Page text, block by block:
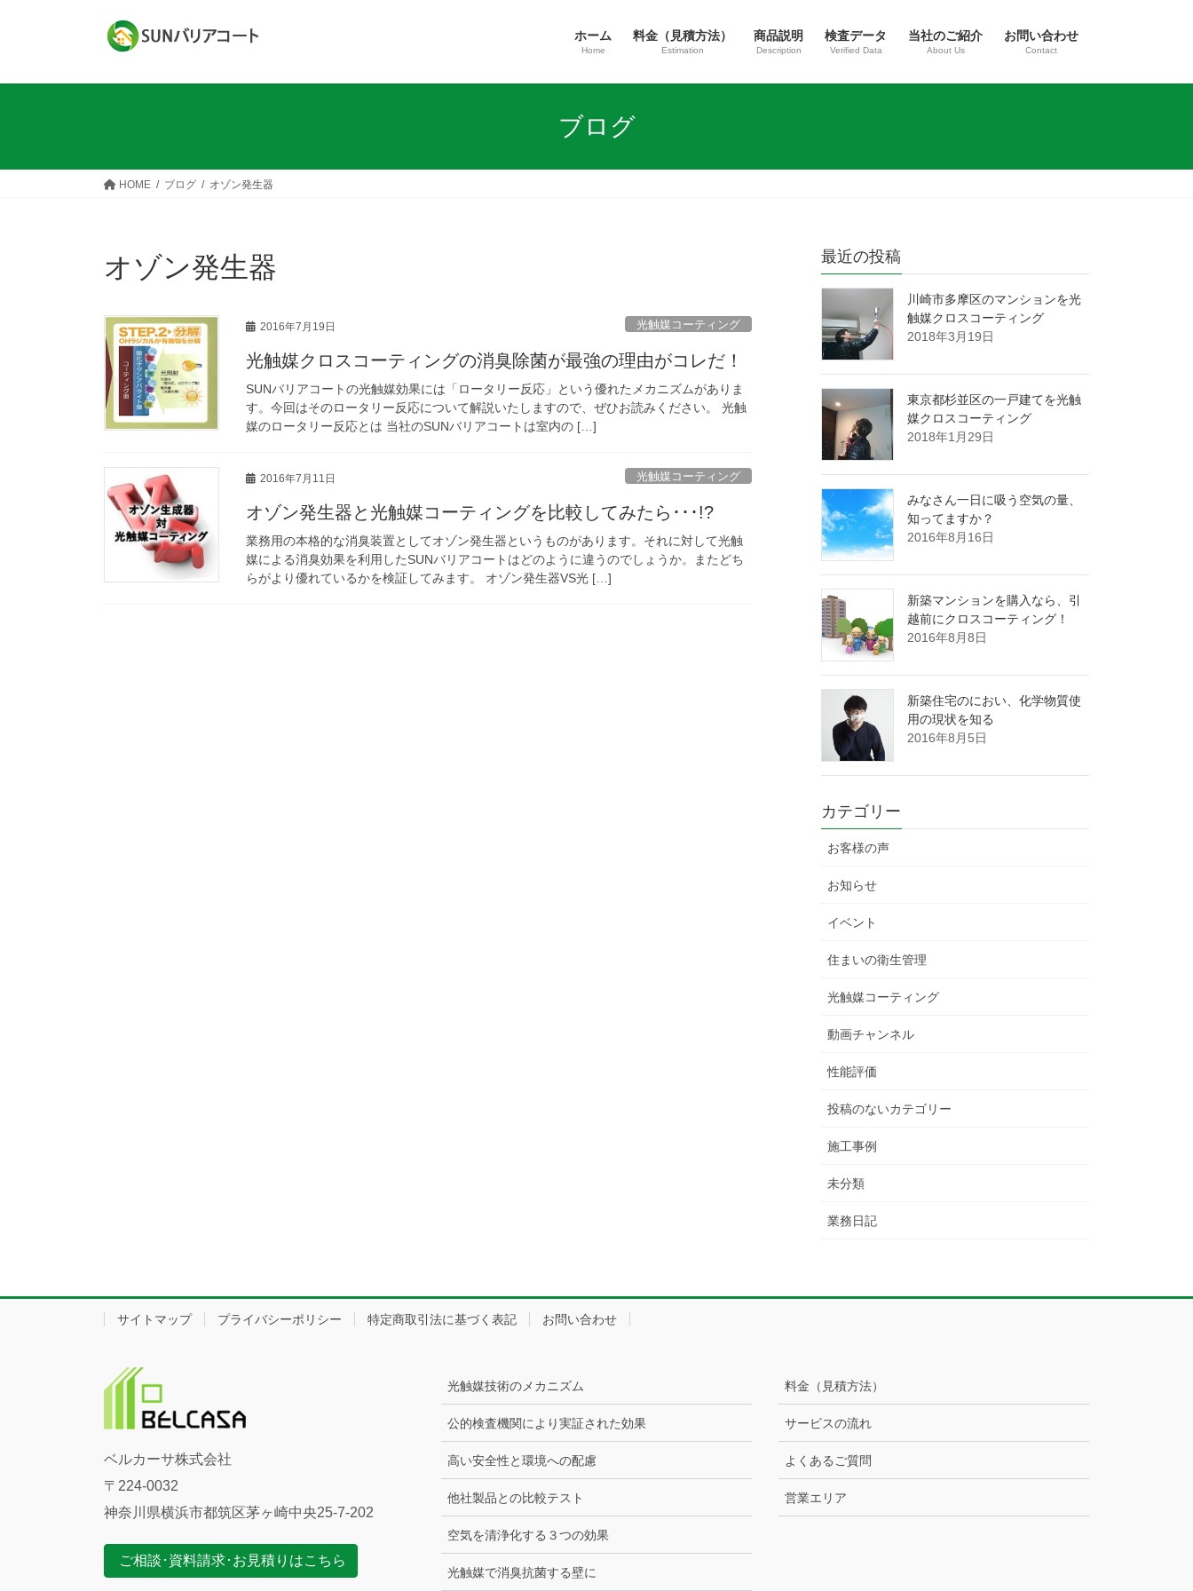
ホーム
Home
料金（見積方法）
Estimation
商品説明
Description
検査データ
Verified Data
当社のご紹介
About Us
お問い合わせ
Contact
ブログ
HOME ブログ オゾン発生器
オゾン発生器
2016年7月19日 光触媒コーティング
光触媒クロスコーティングの消臭除菌が最強の理由がコレだ！
SUNバリアコートの光触媒効果には「ロータリー反応」という優れたメカニズムがありま
す。今回はそのロータリー反応について解説いたしますので、ぜひお読みください。 光触
媒のロータリー反応とは 当社のSUNバリアコートは室内の […]
2016年7月11日 光触媒コーティング
オゾン発生器と光触媒コーティングを比較してみたら･･･!?
業務用の本格的な消臭装置としてオゾン発生器というものがあります。それに対して光触
媒による消臭効果を利用したSUNバリアコートはどのように違うのでしょうか。またどち
らがより優れているかを検証してみます。 オゾン発生器VS光 […]
最近の投稿
川崎市多摩区のマンションを光
触媒クロスコーティング
2018年3月19日
東京都杉並区の一戸建てを光触
媒クロスコーティング
2018年1月29日
みなさん一日に吸う空気の量、
知ってますか？
2016年8月16日
新築マンションを購入なら、引
越前にクロスコーティング！
2016年8月8日
新築住宅のにおい、化学物質使
用の現状を知る
2016年8月5日
カテゴリー
お客様の声
お知らせ
イベント
住まいの衛生管理
光触媒コーティング
動画チャンネル
性能評価
投稿のないカテゴリー
施工事例
未分類
業務日記
サイトマップ プライバシーポリシー 特定商取引法に基づく表記 お問い合わせ
ベルカーサ株式会社
〒224-0032
神奈川県横浜市都筑区茅ヶ崎中央25-7-202
ご相談･資料請求･お見積りはこちら
光触媒技術のメカニズム
公的検査機関により実証された効果
高い安全性と環境への配慮
他社製品との比較テスト
空気を清浄化する３つの効果
光触媒で消臭抗菌する壁に
料金（見積方法）
サービスの流れ
よくあるご質問
営業エリア